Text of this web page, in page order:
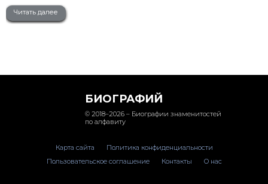
Читать далее
БИОГРАФИЙ
© 2018–2026 – Биографии знаменитостей
по алфавиту
Карта сайта
Политика конфиденциальности
Пользовательское соглашение
Контакты О нас